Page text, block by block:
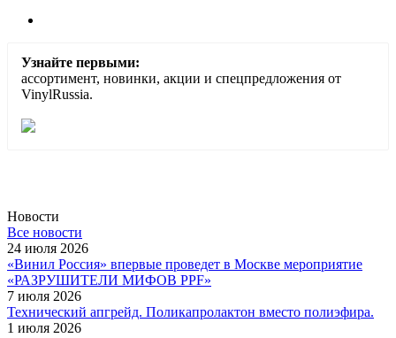
Узнайте первыми:
ассортимент, новинки, акции и спецпредложения от
VinylRussia.
Новости
Все новости
24 июля 2026
«Винил Россия» впервые проведет в Москве мероприятие
«РАЗРУШИТЕЛИ МИФОВ PPF»
7 июля 2026
Технический апгрейд. Поликапролактон вместо полиэфира.
1 июля 2026